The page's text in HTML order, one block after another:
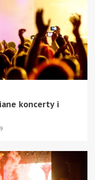
koncerty i